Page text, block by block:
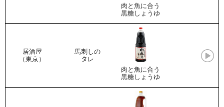
肉と魚に合う
黒糖しょうゆ
居酒屋
（東京）
馬刺しの
タレ
肉と魚に合う
黒糖しょうゆ